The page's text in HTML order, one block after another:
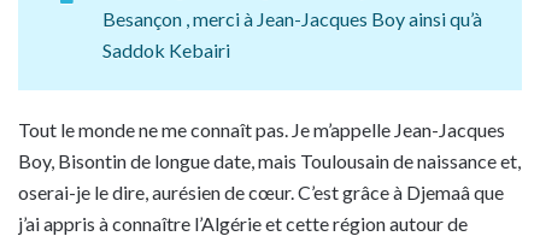
Besançon , merci à Jean-Jacques Boy ainsi qu’à
Saddok Kebairi
Tout le monde ne me connaît pas. Je m’appelle Jean-Jacques
Boy, Bisontin de longue date, mais Toulousain de naissance et,
oserai-je le dire, aurésien de cœur. C’est grâce à Djemaâ que
j’ai appris à connaître l’Algérie et cette région autour de